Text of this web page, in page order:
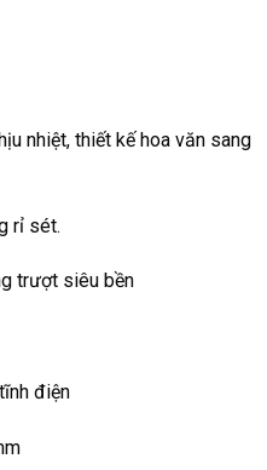
nhiệt, thiết kế hoa văn sang
rỉ sét.
trượt siêu bền
điện